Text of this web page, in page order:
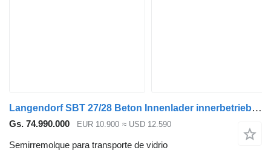
Langendorf SBT 27/28 Beton Innenlader innerbetrieblichen Einsatz
Gs. 74.990.000 EUR 10.900 ≈ USD 12.590
Semirremolque para transporte de vidrio